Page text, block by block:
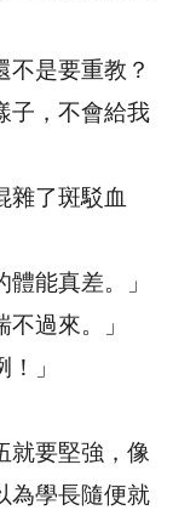
不是要重教？
子，不會給我
雜了斑駁血
能真差。」
不過來。」
」
就要堅強，像
為學長隨便就